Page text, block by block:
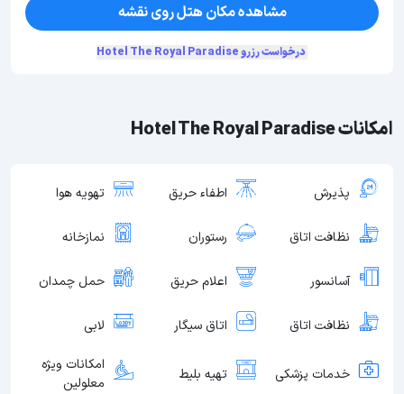
امکانات Hotel The Royal Paradise
پذیرش اطفاء حریق تهویه هوا
نظافت اتاق رستوران نمازخانه
آسانسور اعلام حریق حمل چمدان
نظافت اتاق اتاق سیگار لابی
خدمات پزشکی تهیه بلیط
امکانات ویژه
معلولین
مشاهده مکان هتل روی نقشه
درخواست رزرو Hotel The Royal Paradise